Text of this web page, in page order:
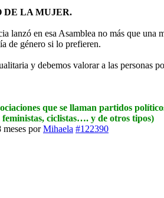
DE LA MUJER.
lanzó en esa Asamblea no más que una
de género si lo prefieren.
y debemos valorar a las personas
que se llaman partidos
feministas, ciclistas…. y de otros tipos)
porMihaela #122390